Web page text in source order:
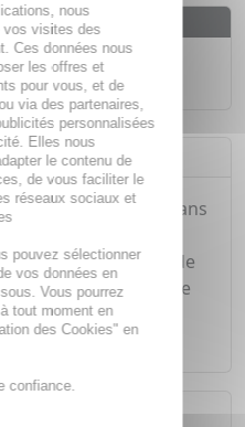
55€
en 24h*
la famille.Formulé sans
l'équivalent
400ml dans un tube de
texture innovante ! Le
et à 92%
nous
vos visites des
Ces données nous
les offres et
pour vous, et de
via des partenaires,
personnalisées
Elles nous
le contenu de
de vous faciliter le
réseaux sociaux et
pouvez sélectionner
vos données en
Vous pourrez
tout moment en
des Cookies" en
confiance.